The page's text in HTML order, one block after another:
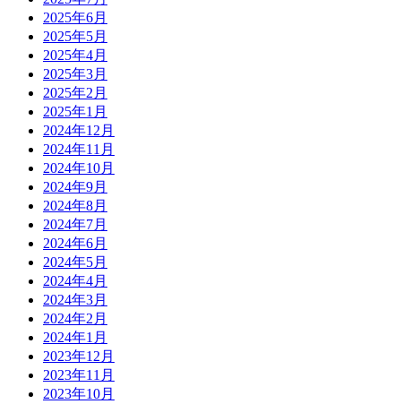
2025年6月
2025年5月
2025年4月
2025年3月
2025年2月
2025年1月
2024年12月
2024年11月
2024年10月
2024年9月
2024年8月
2024年7月
2024年6月
2024年5月
2024年4月
2024年3月
2024年2月
2024年1月
2023年12月
2023年11月
2023年10月